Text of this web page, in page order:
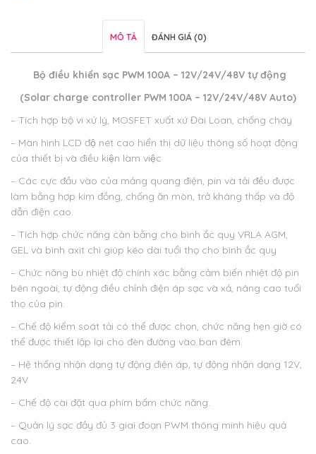
MÔ TẢ ĐÁNH GIÁ (0)
Bộ điều khiển sạc PWM 100A – 12V/24V/48V tự động
(Solar charge controller PWM 100A – 12V/24V/48V Auto)
– Tích hợp bộ vi xử lý, MOSFET xuất xứ Đài Loan, chống cháy
– Màn hình LCD độ nét cao hiển thị dữ liệu thông số hoạt động
của thiết bị và điều kiện làm việc
– Các cực đầu vào của mảng quang điện, pin và tải đều được
làm bằng hợp kim đồng, chống ăn mòn, trở kháng thấp và độ
dẫn điện cao.
– Tích hợp chức năng cân bằng cho bình ắc quy VRLA AGM,
GEL và bình axit chì giúp kéo dài tuổi thọ cho bình ắc quy
– Chức năng bù nhiệt độ chính xác bằng cảm biến nhiệt độ pin
bên ngoài, tự động điều chỉnh điện áp sạc và xả, nâng cao tuổi
thọ của pin.
– Chế độ kiểm soát tải có thể được chọn, chức năng hẹn giờ có
thể được thiết lập lại cho đèn đường vào ban đêm.
– Hệ thống nhận dạng tự động điện áp, tự động nhận dạng 12V,
24V
– Chế độ cài đặt qua phím bấm chức năng.
– Quản lý sạc đầy đủ 3 giai đoạn PWM thông minh hiệu quả
cao.